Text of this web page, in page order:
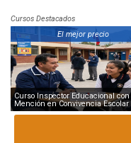
Cursos Destacados
El mejor precio
Curso Inspector Educacional con
Mención en Convivencia Escolar